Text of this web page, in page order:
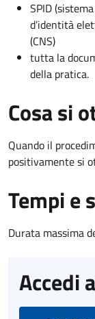
SPID
d’identità
(CNS)
tutta la
della pratica.
Cosa si
Quando il
positivamente si
Tempi e
Durata massima
Accedi